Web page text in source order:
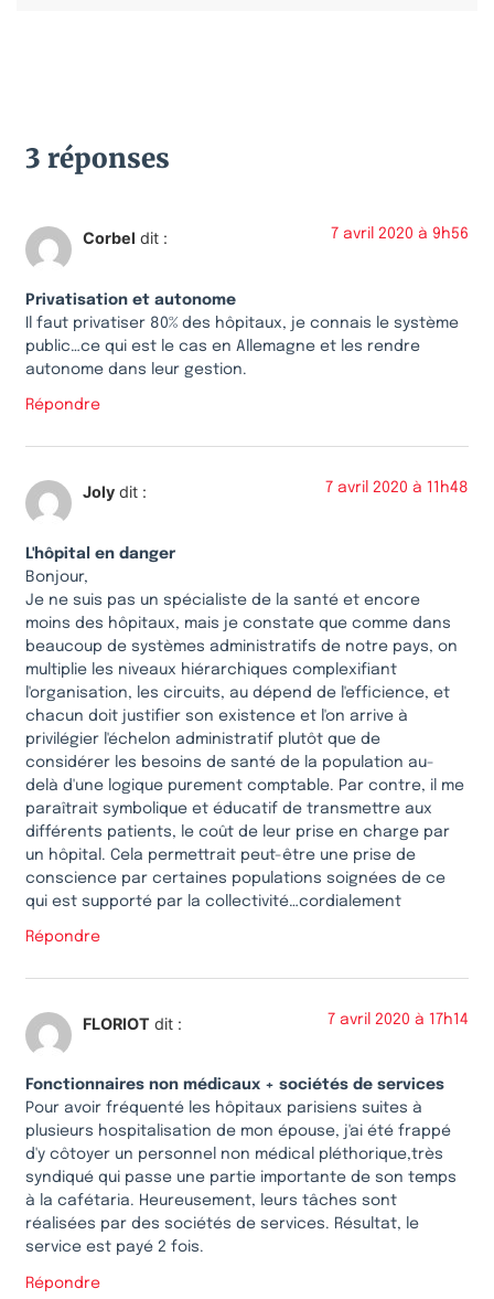
3 réponses
Corbel dit : 7 avril 2020 à 9h56
Privatisation et autonome
Il faut privatiser 80% des hôpitaux, je connais le système
public…ce qui est le cas en Allemagne et les rendre
autonome dans leur gestion.
Répondre
Joly dit : 7 avril 2020 à 11h48
L'hôpital en danger
Bonjour,
Je ne suis pas un spécialiste de la santé et encore
moins des hôpitaux, mais je constate que comme dans
beaucoup de systèmes administratifs de notre pays, on
multiplie les niveaux hiérarchiques complexifiant
l'organisation, les circuits, au dépend de l'efficience, et
chacun doit justifier son existence et l'on arrive à
privilégier l'échelon administratif plutôt que de
considérer les besoins de santé de la population au-
delà d'une logique purement comptable. Par contre, il me
paraîtrait symbolique et éducatif de transmettre aux
différents patients, le coût de leur prise en charge par
un hôpital. Cela permettrait peut-être une prise de
conscience par certaines populations soignées de ce
qui est supporté par la collectivité…cordialement
Répondre
FLORIOT dit : 7 avril 2020 à 17h14
Fonctionnaires non médicaux + sociétés de services
Pour avoir fréquenté les hôpitaux parisiens suites à
plusieurs hospitalisation de mon épouse, j'ai été frappé
d'y côtoyer un personnel non médical pléthorique,très
syndiqué qui passe une partie importante de son temps
à la cafétaria. Heureusement, leurs tâches sont
réalisées par des sociétés de services. Résultat, le
service est payé 2 fois.
Répondre